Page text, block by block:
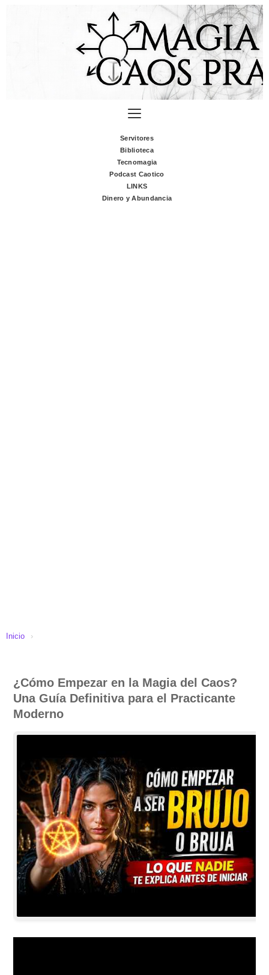
Servitores
Biblioteca
Tecnomagia
Podcast Caotico
LINKS
Dinero y Abundancia
Inicio ›
¿Cómo Empezar en la Magia del Caos?
Una Guía Definitiva para el Practicante
Moderno